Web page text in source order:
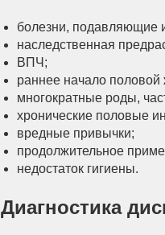
болезни, подавляющие
наследственная
ВПЧ;
раннее начало половой
многократные роды,
хронические половые
вредные привычки;
продолжительное
недостаток гигиены.
Диагностика